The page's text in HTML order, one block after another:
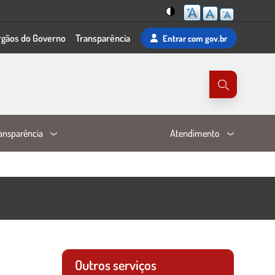
Mudar
para
do Governo Transparência Entrarcom gov.br
Atendimento
Outros serviços